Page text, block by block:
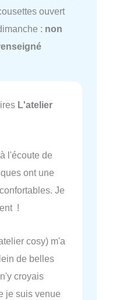
ouvert
: non
L'atelier
l'écoute de
ont une
Je
!
cosy) m'a
de belles
croyais
je suis venue